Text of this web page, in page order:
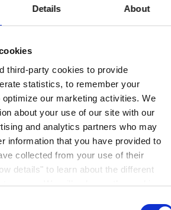
Details About
third-party cookies to provide
statistics, to remember your
optimize our marketing activities. We
about your use of our site with our
and analytics partners who may
information that you have provided to
collected from your use of their
details" to learn about the different
we use. We will only use the cookies
Y FÁBRICAPinturas Hempel,
108
CON NOSOTROSTel: +34